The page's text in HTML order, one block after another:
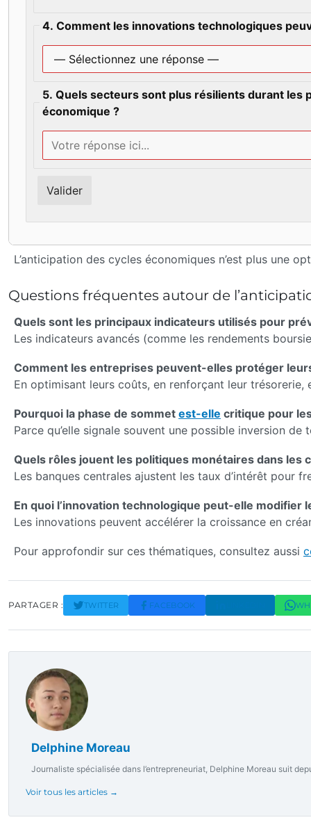
4. Comment les innovations technologiques
5. Quels secteurs sont plus résilients durant les
économique ?
Valider
L’anticipation des cycles économiques n’est plus une
Questions fréquentes autour de
Quels sont les principaux indicateurs utilisés pour
Les indicateurs avancés (comme les rendements
Comment les entreprises peuvent-elles protéger
En optimisant leurs coûts, en renforçant leur
Pourquoi la phase de sommet est-elle critique pour
Parce qu’elle signale souvent une possible inversion
Quels rôles jouent les politiques monétaires dans les
Les banques centrales ajustent les taux d’intérêt pour
En quoi l’innovation technologique peut-elle modifier
Les innovations peuvent accélérer la croissance en
Pour approfondir sur ces thématiques, consultez aussi
PARTAGER : TWITTER FACEBOOK
Delphine Moreau
Journaliste spécialisée dans l’entrepreneuriat, Delphine Moreau suit
Voir tous les articles →